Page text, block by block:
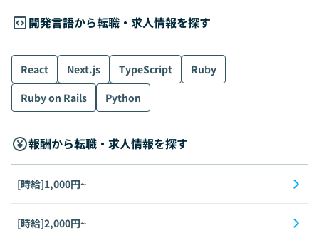
開発言語から転職・求人情報を探す
React Next.js TypeScript
Ruby
Ruby on Rails
Python
報酬から転職・求人情報を探す
[時給]1,000円~
[時給]2,000円~